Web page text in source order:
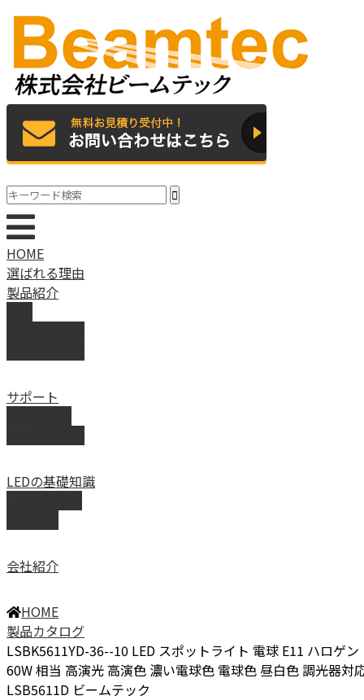
HOME
選ばれる理由
製品紹介
サポート
LEDの基礎知識
会社紹介
HOME
製品カタログ
LSBK5611YD-36--10 LED スポットライト 電球 E11 ハロゲン
60W 相当 高演光 高演色 濃い電球色 電球色 昼白色 調光器対
LSB5611D ビームテック